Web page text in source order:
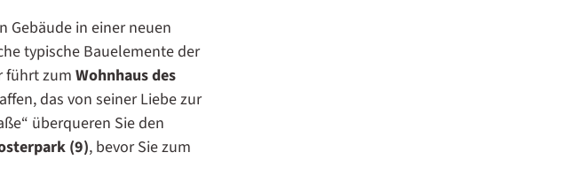
Gebäude in einer neuen
typische Bauelemente der
führt zum Wohnhaus des
das von seiner Liebe zur
überqueren Sie den
(9), bevor Sie zum